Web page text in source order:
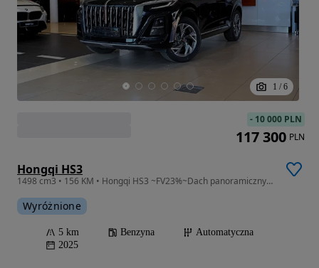
1 / 6
Hongqi HS3
1498 cm3 • 156 KM • Hongqi HS3 ~FV23%~Dach panoramiczny~Monitor 360°AVM~Reflektory LED~App
Wyróżnione
5 km Benzyna
Automatyczna
2025
- 10 000 PLN
117 300 PLN